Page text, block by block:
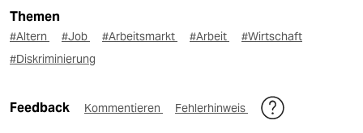
Themen
#Altern #Job #Arbeitsmarkt #Arbeit
#Wirtschaft
#Diskriminierung
Feedback Kommentieren Fehlerhinweis